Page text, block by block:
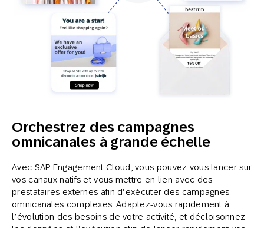
Orchestrez des campagnes
omnicanales à grande échelle
Avec SAP Engagement Cloud, vous pouvez vous lancer sur
vos canaux natifs et vous mettre en lien avec des
prestataires externes afin d’exécuter des campagnes
omnicanales complexes. Adaptez-vous rapidement à
l’évolution des besoins de votre activité, et décloisonnez